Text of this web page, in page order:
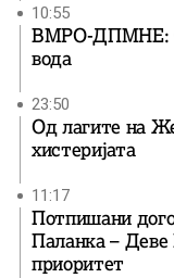
10:55
ВМРО-ДПМНЕ:
вода
23:50
Од лагите на
хистеријата
11:17
Потпишани
Паланка – Деве
приоритет